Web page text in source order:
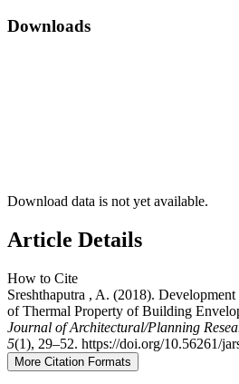
Downloads
Download data is not yet available.
Article Details
How to Cite
Sreshthaputra , A. (2018).
of Thermal Property of Building
Journal of Architectural/Planning
5(1), 29–52. https://doi.org/10.56261/
More Citation Formats